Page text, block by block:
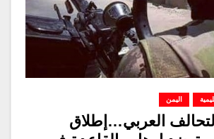
اليمن
العربي…إطلاق